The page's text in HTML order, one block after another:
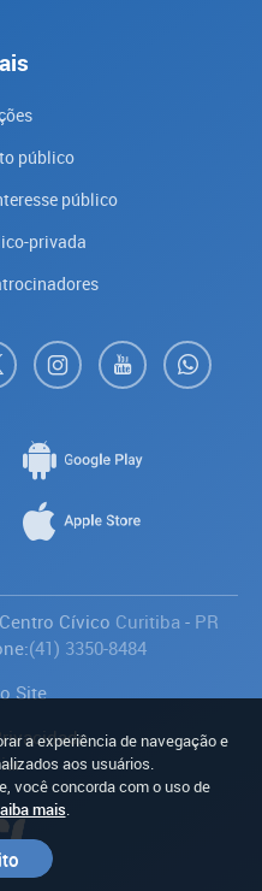
público
público
privada
Cívico Curitiba - PR
(41) 3350-8484
Site
a experiência de navegação e
aos usuários.
você concorda com o uso de
mais.